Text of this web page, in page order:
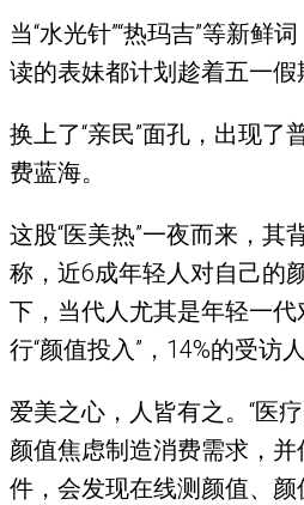
当“水光针”“热玛吉”等新
读的表妹都计划趁着五一假
换上了“亲民”面孔，出现
费蓝海。
这股“医美热”一夜而来，其
称，近6成年轻人对自己的
下，当代人尤其是年轻一
行“颜值投入”，14%的受访
爱美之心，人皆有之。“医
颜值焦虑制造消费需求，
件，会发现在线测颜值、